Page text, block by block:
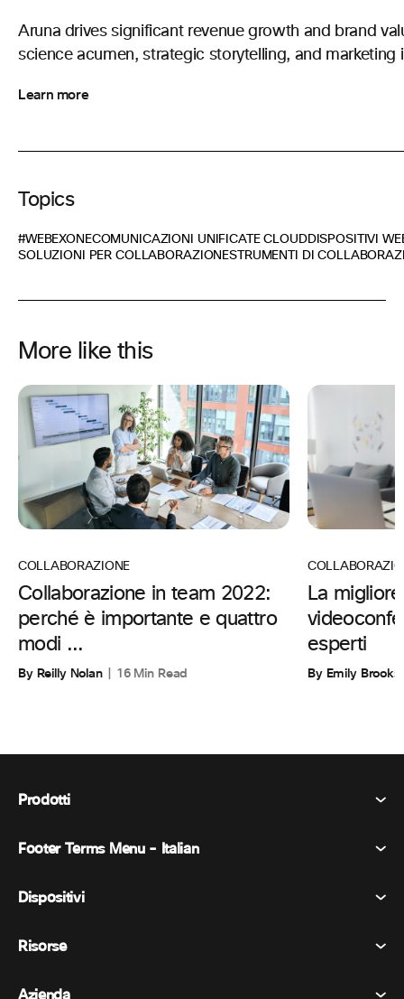
Aruna drives significant revenue growth and brand
science acumen, strategic storytelling, and marketing
Learn more
Topics
#WEBEXONECOMUNICAZIONI UNIFICATE CLOUDDISPOSITIVI
SOLUZIONI PER COLLABORAZIONESTRUMENTI DI
More like this
COLLABORAZIONE
Collaborazione in team 2022:
perché è importante e quattro
modi ...
By Reilly Nolan 16 Min Read
La
esperti
By Emily Brooks
Prodotti
Webex Suite
Messaggistica
Eventi
Footer Terms Menu - Italian
Termini e condizioni
Dispositivi
Dispositivi della stanza
Risorse
Prezzi